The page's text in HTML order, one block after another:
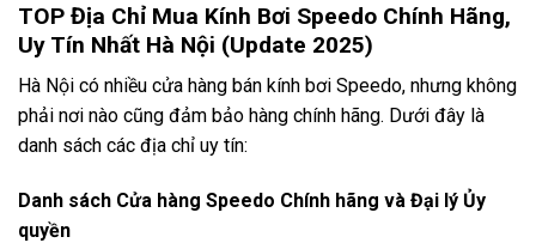
TOP Địa Chỉ Mua Kính Bơi Speedo Chính Hãng,
Uy Tín Nhất Hà Nội (Update 2025)
Hà Nội có nhiều cửa hàng bán kính bơi Speedo, nhưng không
phải nơi nào cũng đảm bảo hàng chính hãng. Dưới đây là
danh sách các địa chỉ uy tín:
Danh sách Cửa hàng Speedo Chính hãng và Đại lý Ủy
quyền